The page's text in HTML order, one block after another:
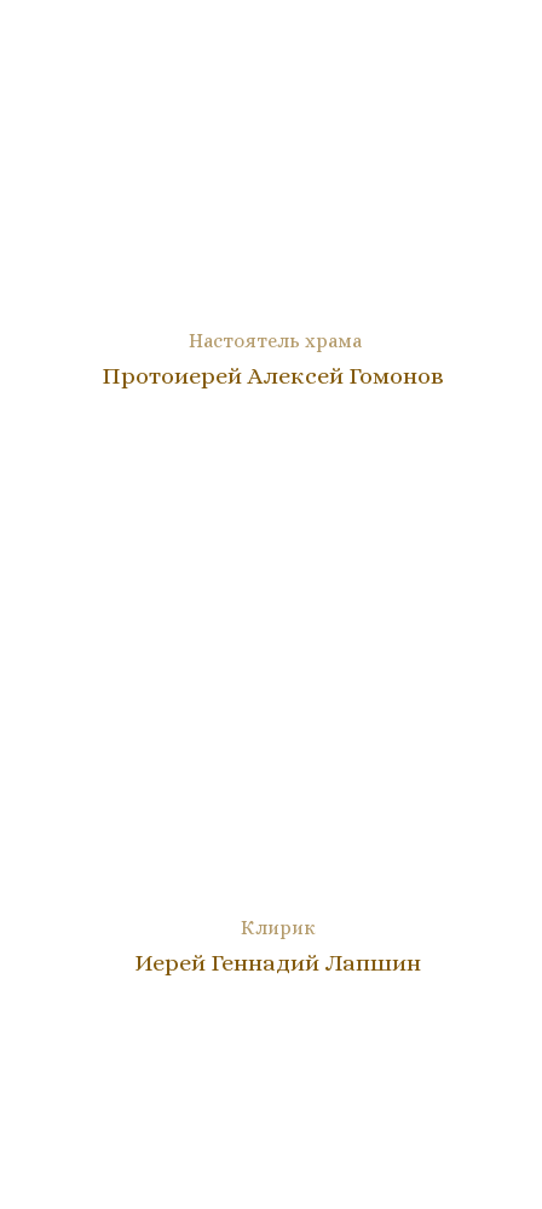
Клирик
Иерей Геннадий Лапшин
Настоятель храма
Протоиерей Алексей Гомонов